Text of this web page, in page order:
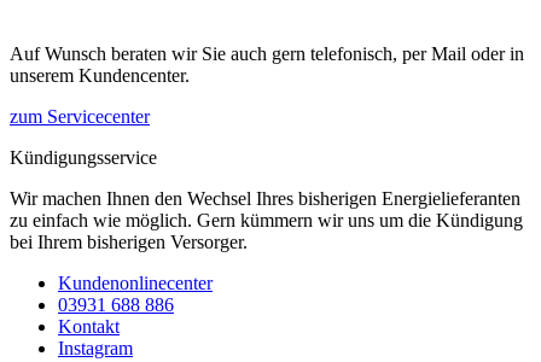
Auf Wunsch beraten wir Sie auch gern telefonisch, per Mail oder in
unserem Kundencenter.
zum Servicecenter
Kündigungsservice
Wir machen Ihnen den Wechsel Ihres bisherigen Energielieferanten
zu einfach wie möglich. Gern kümmern wir uns um die Kündigung
bei Ihrem bisherigen Versorger.
Kundenonlinecenter
03931 688 886
Kontakt
Instagram